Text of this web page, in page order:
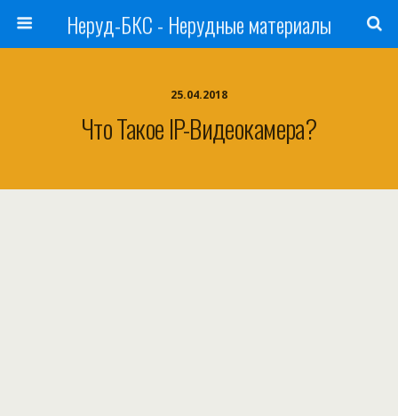
Неруд-БКС - Нерудные материалы
25.04.2018
Что Такое IP-Видеокамера?